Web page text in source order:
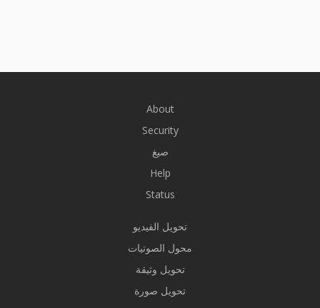
About
Security
صيغ
Help
Status
تحويل الفيديو
محول الصوتيات
تحويل وثيقة
تحويل صورة